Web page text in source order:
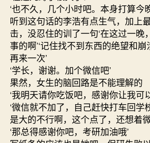
‘也不久，几个小时吧。本身打算今
听到这句话的李浩有点生气，加上
击，没忍住的训了一句‘在这过一晚
事的啊’‘记住找不到东西的绝望和
再来一次’
‘学长，谢谢。加个微信吧’
果然，女生的脑回路是不能理解的
‘我明天请你吃饭吧，感谢你让我可
‘微信就不加了，自己赶快打车回学
是大的不行啊，这个点了，还想着
‘那总得感谢你吧，考研加油哦’